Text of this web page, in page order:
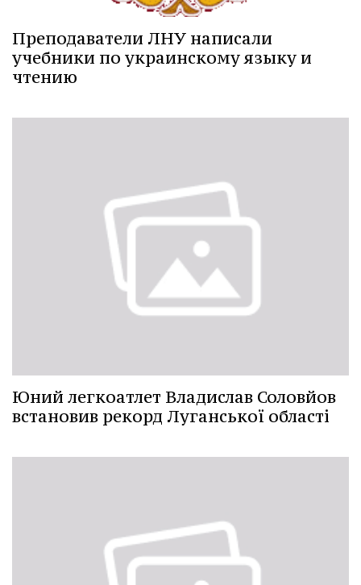
Преподаватели ЛНУ написали
учебники по украинскому языку и
чтению
Юний легкоатлет Владислав Соловйов
встановив рекорд Луганської області